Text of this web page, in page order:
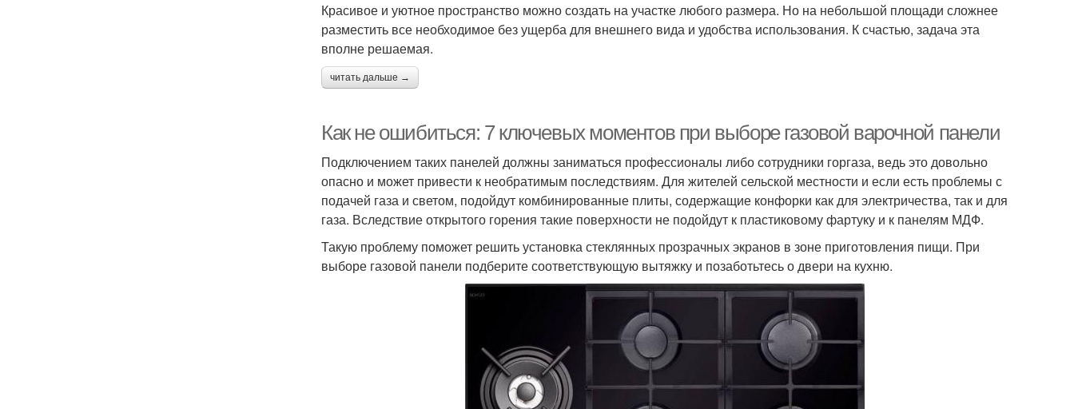
Красивое и уютное пространство можно создать на участке любого размера. Но на небольшой площади сложнее
разместить все необходимое без ущерба для внешнего вида и удобства использования. К счастью, задача эта
вполне решаемая.
читать дальше →
Как не ошибиться: 7 ключевых моментов при выборе газовой варочной панели
Подключением таких панелей должны заниматься профессионалы либо сотрудники горгаза, ведь это довольно
опасно и может привести к необратимым последствиям. Для жителей сельской местности и если есть проблемы с
подачей газа и светом, подойдут комбинированные плиты, содержащие конфорки как для электричества, так и для
газа. Вследствие открытого горения такие поверхности не подойдут к пластиковому фартуку и к панелям МДФ.
Такую проблему поможет решить установка стеклянных прозрачных экранов в зоне приготовления пищи. При
выборе газовой панели подберите соответствующую вытяжку и позаботьтесь о двери на кухню.